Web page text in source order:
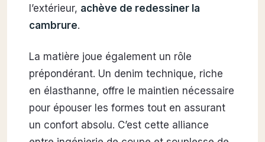
l’extérieur, achève de redessiner la
cambrure.
La matière joue également un rôle
prépondérant. Un denim technique, riche
en élasthanne, offre le maintien nécessaire
pour épouser les formes tout en assurant
un confort absolu. C’est cette alliance